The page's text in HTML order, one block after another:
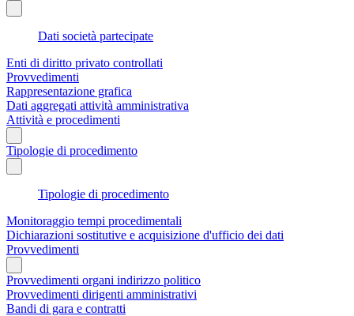
Dati società partecipate
Enti di diritto privato controllati
Provvedimenti
Rappresentazione grafica
Dati aggregati attività amministrativa
Attività e procedimenti
Tipologie di procedimento
Tipologie di procedimento
Monitoraggio tempi procedimentali
Dichiarazioni sostitutive e acquisizione d'ufficio dei dati
Provvedimenti
Provvedimenti organi indirizzo politico
Provvedimenti dirigenti amministrativi
Bandi di gara e contratti